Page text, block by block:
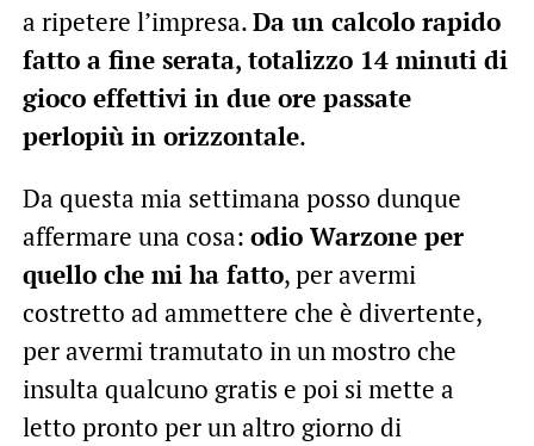
a ripetere l’impresa.Da un calcolo rapido
fatto a fine serata, totalizzo 14 minuti di
gioco effettivi in due ore passate
perlopiù in orizzontale.
Da questa mia settimana posso dunque
affermare una cosa: odio Warzone per
quello che mi ha fatto, per avermi
costretto ad ammettere che è divertente,
per avermi tramutato in un mostro che
insulta qualcuno gratis e poi si mette a
letto pronto per un altro giorno di